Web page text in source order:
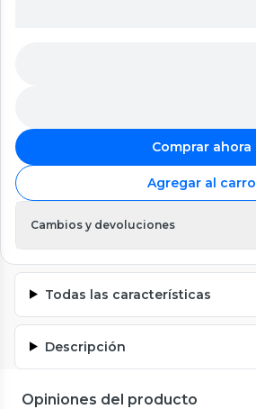
Comprar ahora
Agregar al carro
Cambios y devoluciones
Todas las características
Descripción
Opiniones del producto